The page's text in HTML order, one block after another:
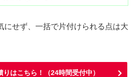
にせず、一括で片付けられる点は大
りはこちら！（24時間受付中）